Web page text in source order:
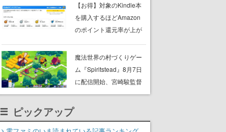
【お得】対象のKindle本
を購入するほどAmazon
のポイント還元率が上が
ト。1ヶ月に5万円の購入
で最大5％アップし、上限
は3500ポイント
魔法世界の村づくりゲー
ム『Spiritstead』8月7日
に配信開始、宮崎駿監督
の映画作品に影響を受け
いて美しい村を作る
ピックアップ